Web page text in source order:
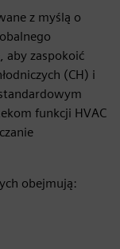
z myślą o
aby zaspokoić
(CH) i
funkcji HVAC
obejmują: